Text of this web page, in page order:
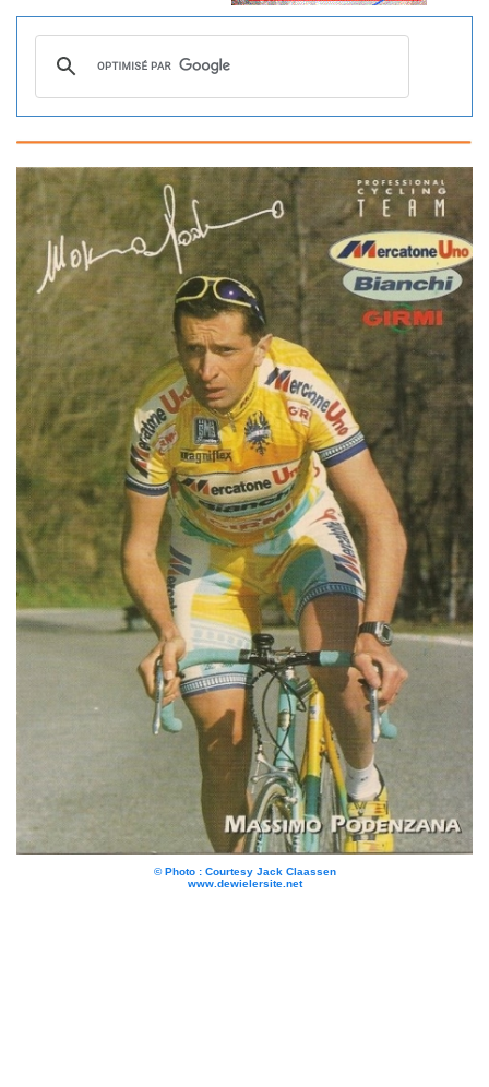
© Photo : Courtesy Jack Claassen
www.dewielersite.net